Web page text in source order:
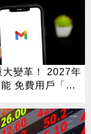
變革！ 2027年
免費用戶「這
用了